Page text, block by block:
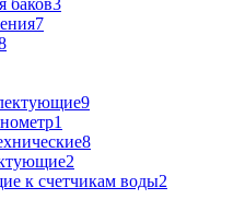
баков3
7
9
1
8
2
к счетчикам воды2